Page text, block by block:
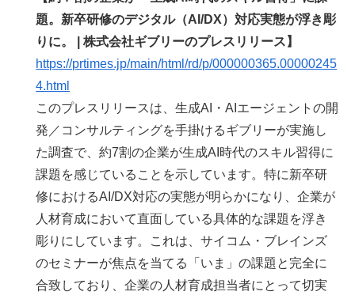
題。新卒研修のデジタル（AI/DX）対応実態が浮き彫
りに。 | 株式会社ギブリーのプレスリリース】
https://prtimes.jp/main/html/rd/p/000000365.00000245
4.html
このプレスリリースは、生成AI・AIエージェントの開
発／コンサルティングを手掛けるギブリーが実施し
た調査で、約7割の企業が生成AI時代のスキル習得に
課題を感じていることを示しています。特に新卒研
修におけるAI/DX対応の実態が明らかになり、企業が
人材育成において直面している具体的な課題を浮き
彫りにしています。これは、サイコム・ブレインズ
のセミナーが焦点を当てる「いま」の課題と完全に
合致しており、企業の人材育成担当者にとって切実